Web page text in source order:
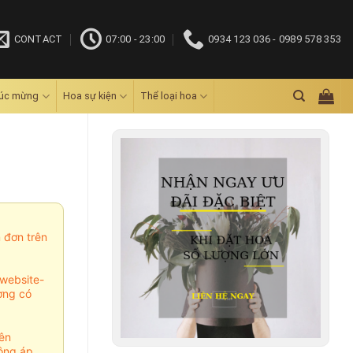
CONTACT 07:00 - 23:00 0934 123 036 - 0989 578 353
mừng Hoa sự kiện Thể loại hoa
đơn trên
có